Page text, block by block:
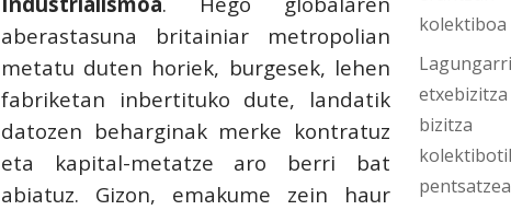
aberastasuna britainiar metropolian
metatu duten horiek, burgesek, lehen
fabriketan inbertituko dute, landatik
datozen beharginak merke kontratuz
eta kapital-metatze aro berri bat
abiatuz. Gizon, emakume zein haur
kolektiboa
bizitza
pentsatzea